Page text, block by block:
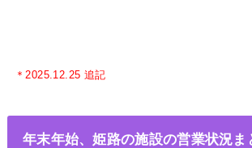
＊2025.12.25 追記
年末年始、姫路の施設の営業状況ま